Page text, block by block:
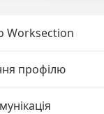
Worksection
профілю